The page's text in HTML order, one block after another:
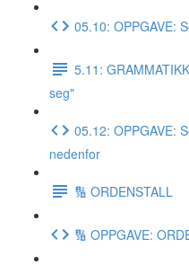
05.10: OPPGAVE:
5.11:
seg"
05.12: OPPGAVE:
nedenfor
🔢 ORDENSTALL
🔢 OPPGAVE: